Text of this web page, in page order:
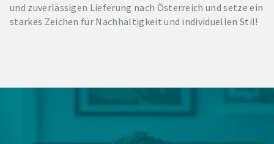
und zuverlässigen Lieferung nach Österreich und setze ein
starkes Zeichen für Nachhaltigkeit und individuellen Stil!